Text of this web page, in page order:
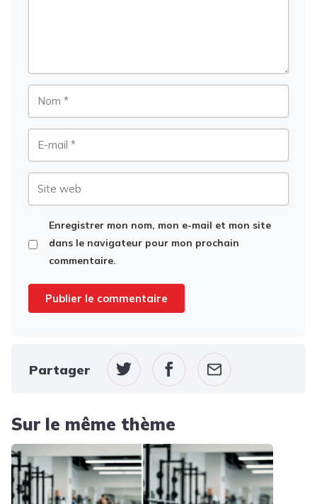
Enregistrer mon nom, mon e-mail et mon site
dans le navigateur pour mon prochain
commentaire.
Partager
Sur le même thème